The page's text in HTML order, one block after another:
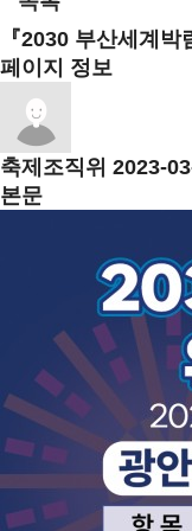
『2030 부산세계
페이지 정보
축제조직위 2023-
본문